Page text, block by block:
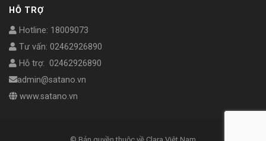
HỖ TRỢ
Hotline: 18009073
Tư vấn: 02462926890
Hỗ trợ: 02462926890
admin@satano.vn
www.satano.vn